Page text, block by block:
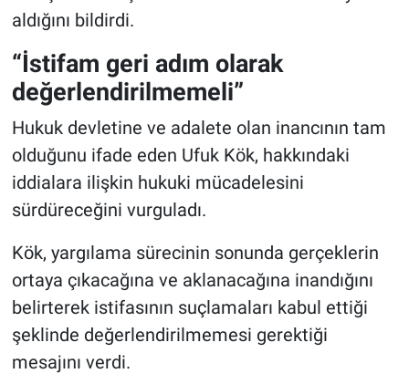
aldığını bildirdi.
“İstifam geri adım olarak
değerlendirilmemeli”
Hukuk devletine ve adalete olan inancının tam
olduğunu ifade eden Ufuk Kök, hakkındaki
iddialara ilişkin hukuki mücadelesini
sürdüreceğini vurguladı.
Kök, yargılama sürecinin sonunda gerçeklerin
ortaya çıkacağına ve aklanacağına inandığını
belirterek istifasının suçlamaları kabul ettiği
şeklinde değerlendirilmemesi gerektiği
mesajını verdi.